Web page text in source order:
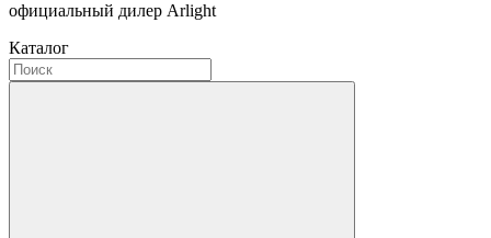
официальный дилер Arlight
Каталог